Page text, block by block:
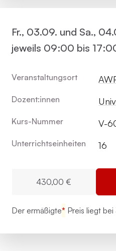
Fr., 03.09. und Sa.,
jeweils 09:00 bis
Veranstaltungsort
Dozent:innen
Kurs-Nummer V-
Unterrichts­einheiten 16
430,00 €
Der ermäßigte* Preis liegt bei